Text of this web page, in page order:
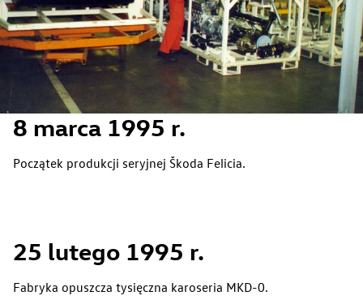
Lean on every line
8 marca 1995 r.
Początek produkcji seryjnej Škoda Felicia.
25 lutego 1995 r.
Fabryka opuszcza tysięczna karoseria MKD-0.